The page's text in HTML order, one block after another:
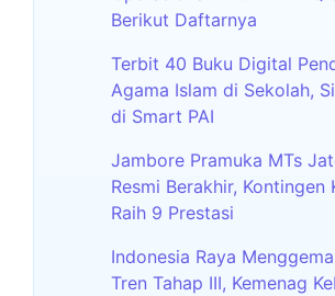
Berikut Daftarnya
Terbit 40 Buku Digital
Agama Islam di Sekolah,
di Smart PAI
Jambore Pramuka MTs
Resmi Berakhir, Kontingen
Raih 9 Prestasi
Indonesia Raya
Tren Tahap III, Kemenag